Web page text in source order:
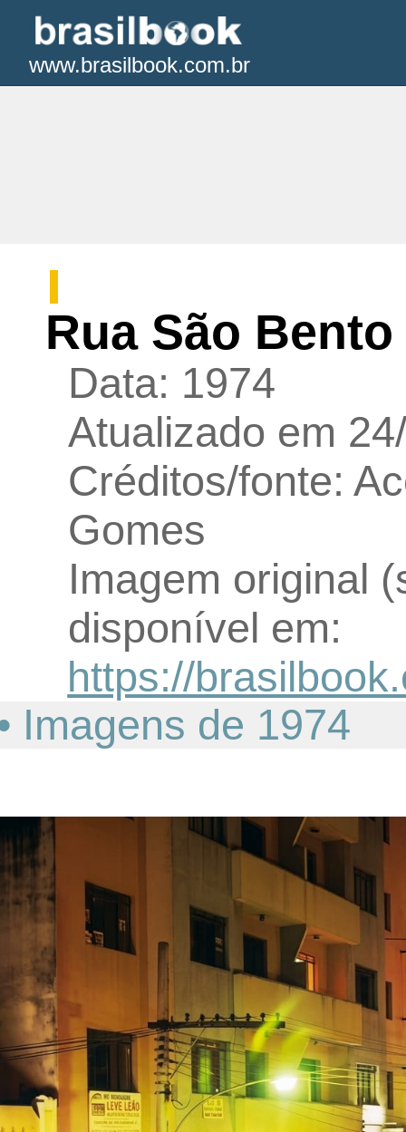
www.brasilbook.com.br
Rua São Bento
Data: 1974
Atualizado em
Créditos/fonte:
Gomes
Imagem original
disponível em:
https://
Imagens de 1974